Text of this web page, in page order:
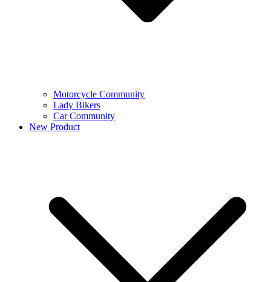
Motorcycle Community
Lady Bikers
Car Community
New Product